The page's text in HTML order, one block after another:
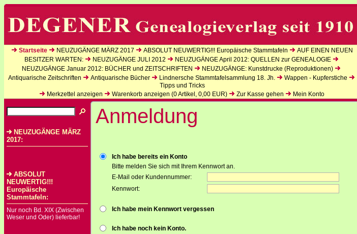
Startseite NEUZUGÄNGE MÄRZ 2017 ABSOLUT NEUWERTIG!!! Europäische Stammtafeln
AUF EINEN NEUEN
BESITZER WARTEN:
NEUZUGÄNGE JULI 2012
NEUZUGÄNGE April 2012: QUELLEN zur GENEALOGIE
NEUZUGÄNGE Januar 2012: BÜCHER und ZEITSCHRIFTEN
NEUZUGÄNGE: Kunstdrucke (Reproduktionen)
Antiquarische Zeitschriften
Antiquarische Bücher Lindnersche Stammtafelsammlung 18. Jh.
Wappen - Kupferstiche
Tipps und Tricks
Merkzettel anzeigen
Warenkorb anzeigen (0Artikel, 0,00 EUR) Zur Kasse gehen Mein Konto
NEUZUGÄNGE MÄRZ
2017:
ABSOLUT
NEUWERTIG!!!
Europäische
Stammtafeln:
Nur noch Bd. XIX (Zwischen
Weser und Oder) lieferbar!
Anmeldung
Ich habe bereits ein Konto
Bitte melden Sie sich mit Ihrem Kennwort an.
E-Mail oder Kundennummer:
Kennwort:
Ich habe mein Kennwort vergessen
Ich habe noch kein Konto.